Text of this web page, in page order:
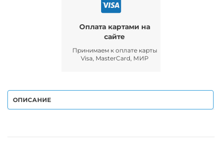
Оплата картами на
сайте
Принимаем к оплате карты
Visa, MasterCard, МИР
ОПИСАНИЕ